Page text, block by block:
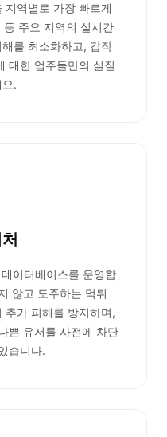
지역별로 가장 빠르게
주요 지역의 실시간
를 최소화하고, 갑작
대한 업주들만의 실질
.
데이터베이스를 운영합
않고 도주하는 먹튀
추가 피해를 방지하며,
쁜 유저를 사전에 차단
습니다.